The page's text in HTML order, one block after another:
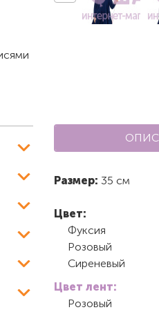
Размер: 35 см
Цвет:
Фуксия
Розовый
Сиреневый
Цвет лент:
Розовый